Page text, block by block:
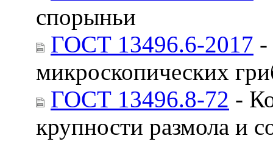
спорыньи
ГОСТ 13496.6-2017 -
микроскопических
ГОСТ 13496.8-72 -
крупности размола и